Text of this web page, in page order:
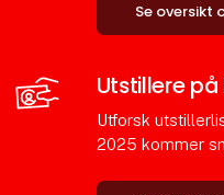
Se oversikt
Utstillere
Utforsk
2025 kommer